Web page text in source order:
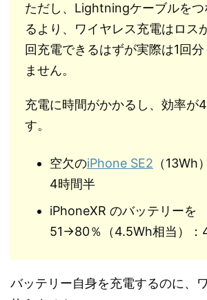
ただし、Lightningケーブルをつ
るより、ワイヤレス充電はロス
回充電できるはずが実際は1回
ません。
充電に時間がかかるし、効率が
す。
空欠のiPhone SE2 （13Wh
4時間半
iPhoneXR のバッテリーを
51→80％（4.5Wh相当）：
バッテリー自身を充電するのに、